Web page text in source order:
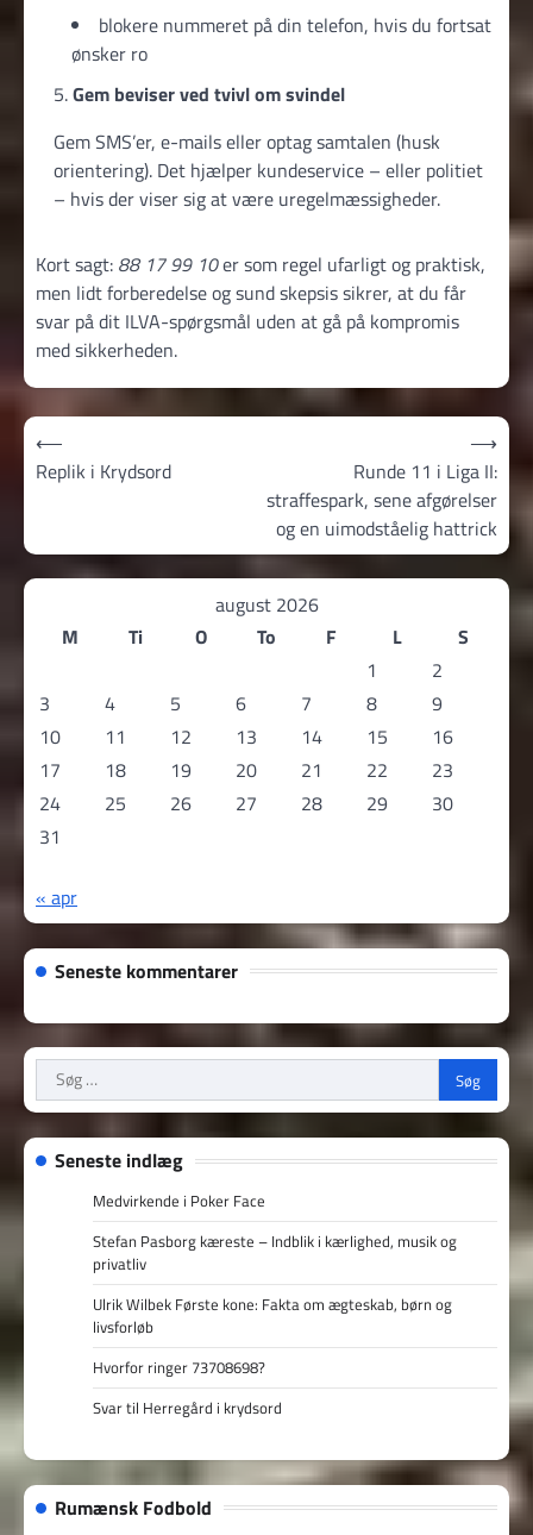
blokere nummeret på din telefon, hvis du fortsat
ønsker ro
Gem beviser ved tvivl om svindel
Gem SMS’er, e-mails eller optag samtalen (husk
orientering). Det hjælper kundeservice – eller politiet
– hvis der viser sig at være uregelmæssigheder.
Kort sagt: 88 17 99 10er som regel ufarligt og praktisk,
men lidt forberedelse og sund skepsis sikrer, at du får
svar på dit ILVA-spørgsmål uden at gå på kompromis
med sikkerheden.
Indlægsnavigation
⟵
Replik i Krydsord
Runde 11 i Liga II:
straffespark, sene afgørelser
og en uimodståelig hattrick
⟶
august 2026
M
Ti O To F L
S
1
2
3
4 5 6 7 8
9
10
11 12 13 14 15
16
17
18 19 20 21 22
23
24
25 26 27 28 29
30
31
« apr
Seneste kommentarer
Søg
efter:
Seneste indlæg
Medvirkende i Poker Face
Stefan Pasborg kæreste – Indblik i kærlighed, musik og
privatliv
Ulrik Wilbek Første kone: Fakta om ægteskab, børn og
livsforløb
Hvorfor ringer 73708698?
Svar til Herregård i krydsord
Rumænsk Fodbold